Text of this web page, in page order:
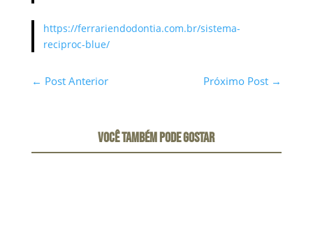
https://ferrariendodontia.com.br/sistema-
reciproc-blue/
← Post Anterior Próximo Post →
VOCÊ TAMBÉM PODE GOSTAR